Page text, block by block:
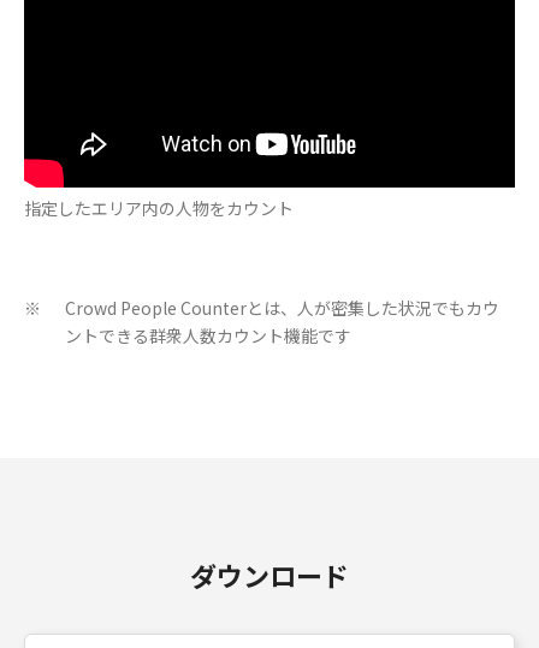
指定したエリア内の人物をカウント
※
Crowd People Counterとは、人が密集した状況でもカウ
ントできる群衆人数カウント機能です
ダウンロード